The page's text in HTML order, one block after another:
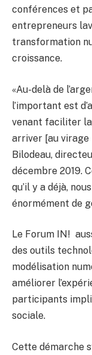
conférences et
entrepreneurs
transformation
croissance.
«Au-delà de
l’important est
venant faciliter
arriver [au virage
Bilodeau,
décembre 2019.
qu’il y a déjà,
énormément de
Le Forum IN!
des outils
modélisation
améliorer
participants
sociale.
Cette démarche